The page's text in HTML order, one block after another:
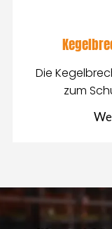
Die
zum